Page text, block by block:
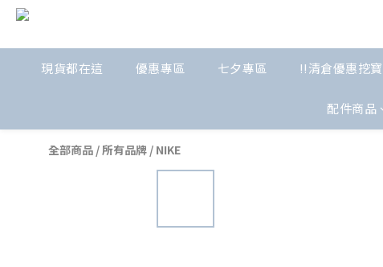
現貨都在這 優惠專區 七夕專區 !!清倉優惠挖
配件商品
全部商品 /所有品牌 / NIKE